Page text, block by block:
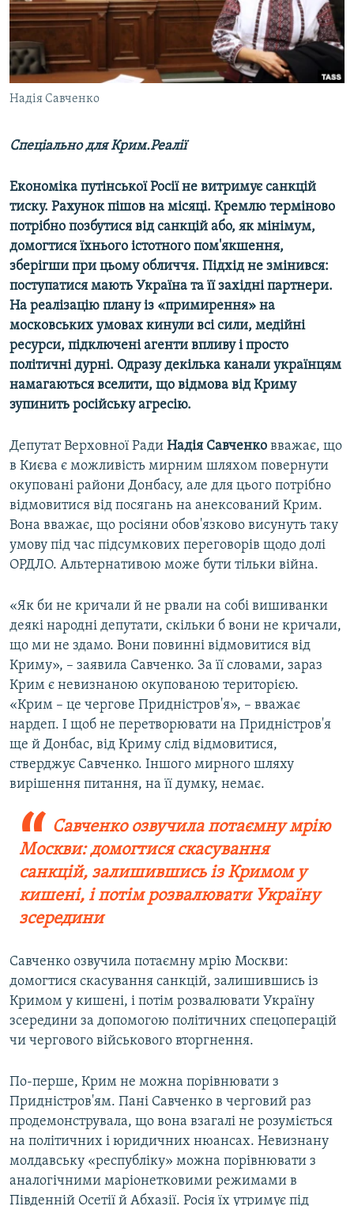
ВІДЕОУРОКИ «ELIFBE»
СВІДЧЕННЯ ОКУПАЦІЇ
УКРАЇНСЬКА ПРОБЛЕМА КРИМУ
ІНФОГРАФІКА
Русский
Qırımtatar
ДОЛУЧАЙСЯ!
Надія Савченко
Спеціально для Крим.Реалії
Економіка путінської Росії не витримує санкцій
тиску. Рахунок пішов на місяці. Кремлю терміново
потрібно позбутися від санкцій або, як мінімум,
домогтися їхнього істотного пом'якшення,
зберігши при цьому обличчя. Підхід не змінився:
поступатися мають Україна та її західні партнери.
На реалізацію плану із «примирення» на
московських умовах кинули всі сили, медійні
ресурси, підключені агенти впливу і просто
політичні дурні. Одразу декілька канали українцям
намагаються вселити, що відмова від Криму
зупинить російську агресію.
Депутат Верховної Ради Надія Савченко вважає, що
в Києва є можливість мирним шляхом повернути
окуповані райони Донбасу, але для цього потрібно
відмовитися від посягань на анексований Крим.
Вона вважає, що росіяни обов'язково висунуть таку
умову під час підсумкових переговорів щодо долі
ОРДЛО. Альтернативою може бути тільки війна.
«Як би не кричали й не рвали на собі вишиванки
деякі народні депутати, скільки б вони не кричали,
що ми не здамо. Вони повинні відмовитися від
Криму», – заявила Савченко. За її словами, зараз
Крим є невизнаною окупованою територією.
«Крим – це чергове Придністров'я», – вважає
нардеп. І щоб не перетворювати на Придністров'я
ще й Донбас, від Криму слід відмовитися,
стверджує Савченко. Іншого мирного шляху
вирішення питання, на її думку, немає.
Савченко озвучила потаємну мрію
Москви: домогтися скасування
санкцій, залишившись із Кримом у
кишені, і потім розвалювати Україну
зсередини
Савченко озвучила потаємну мрію Москви:
домогтися скасування санкцій, залишившись із
Кримом у кишені, і потім розвалювати Україну
зсередини за допомогою політичних спецоперацій
чи чергового військового вторгнення.
По-перше, Крим не можна порівнювати з
Придністров'ям. Пані Савченко в черговий раз
продемонструвала, що вона взагалі не розуміється
на політичних і юридичних нюансах. Невизнану
молдавську «республіку» можна порівнювати з
аналогічними маріонетковими режимами в
Південній Осетії й Абхазії. Росія їх утримує під